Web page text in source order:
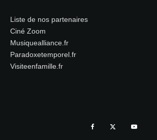
Liste de nos partenaires
Ciné Zoom
Musiquealliance.fr
Paradoxetemporel.fr
Visiteenfamille.fr